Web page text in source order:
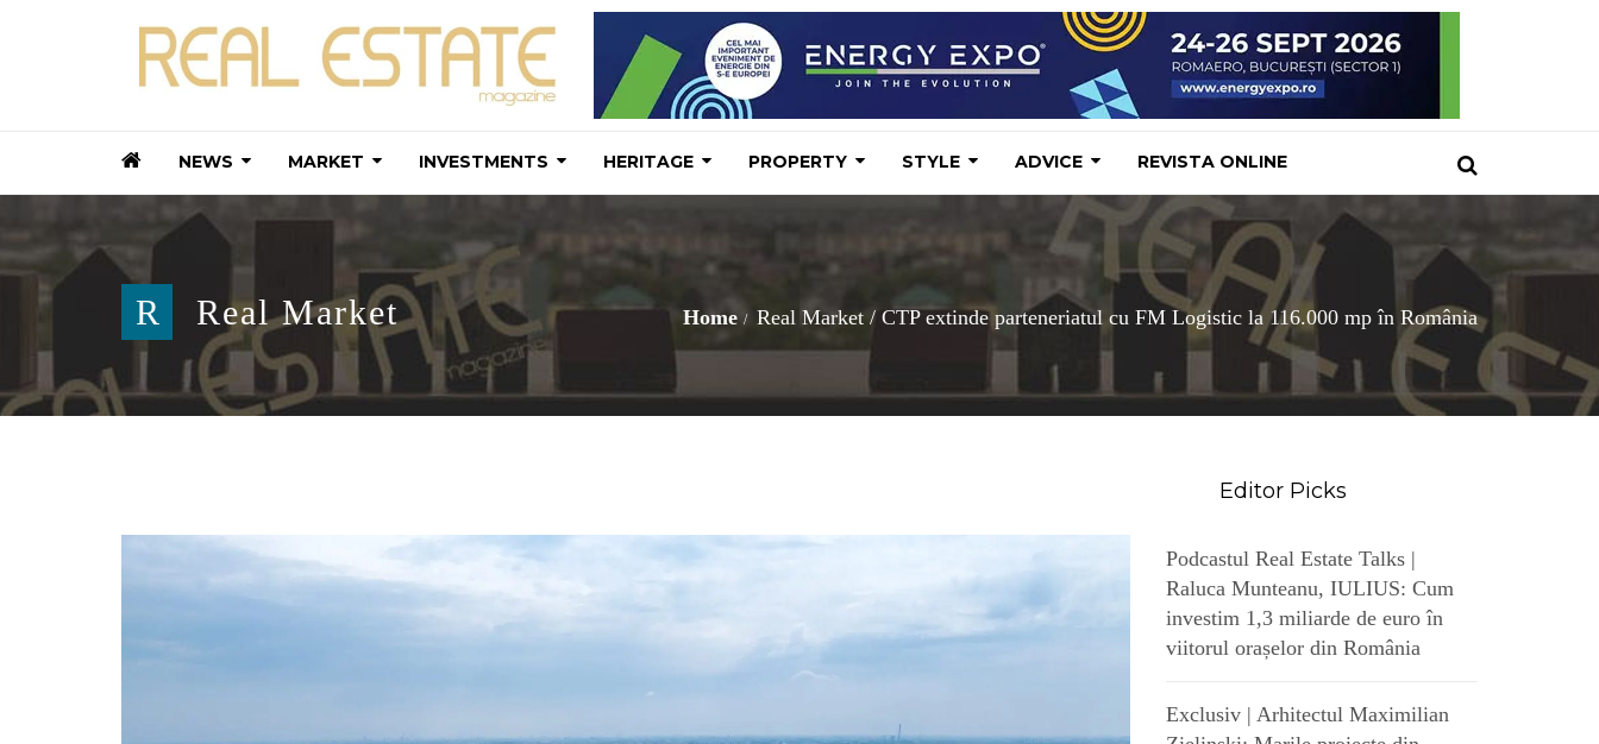
NEWS MARKET INVESTMENTS HERITAGE PROPERTY STYLE ADVICE REVISTA ONLINE
R Real Market Home Real Market / CTP extinde parteneriatul cu FM Logistic la 116.000 mp în România
Editor Picks
Podcastul Real Estate Talks |
Raluca Munteanu, IULIUS: Cum
investim 1,3 miliarde de euro în
viitorul orașelor din România
Exclusiv | Arhitectul Maximilian